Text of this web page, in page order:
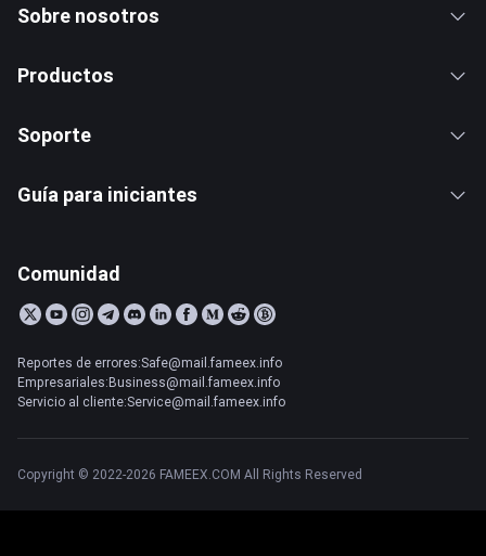
Sobre nosotros
Productos
Soporte
Guía para iniciantes
Comunidad
Reportes de errores:Safe@mail.fameex.info
Empresariales:Business@mail.fameex.info
Servicio al cliente:Service@mail.fameex.info
Copyright © 2022-2026 FAMEEX.COM All Rights Reserved